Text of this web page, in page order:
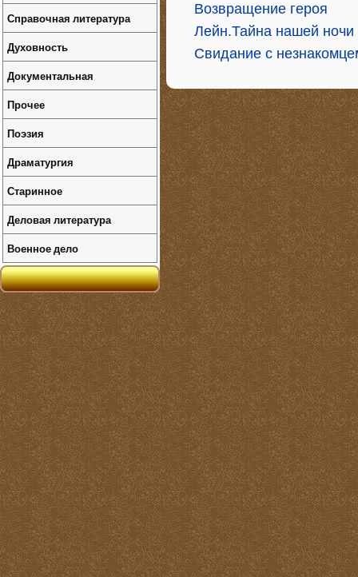
Возвращение героя
Лейн.Тайна нашей ночи
Свидание с
Справочная литература
Духовность
Документальная
Прочее
Поэзия
Драматургия
Старинное
Деловая литература
Военное дело